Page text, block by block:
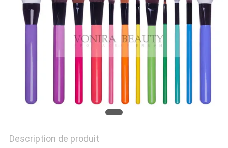
Description de produit